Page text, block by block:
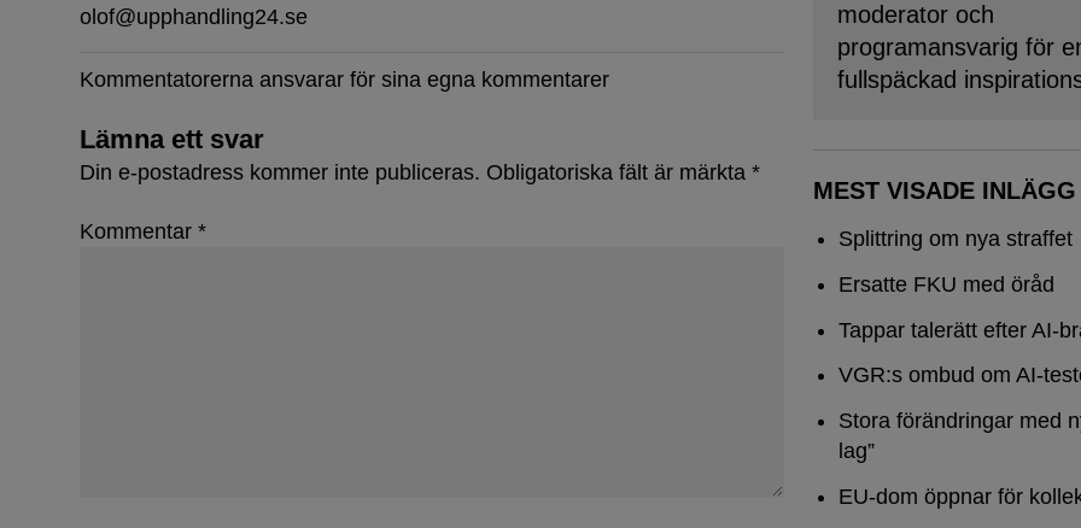
olof@upphandling24.se
Kommentatorerna ansvarar för sina egna kommentarer
Lämna ett svar
Din e-postadress kommer inte publiceras. Obligatoriska fält är märkta *
Kommentar *
moderator och
programansvarig för
fullspäckad
MEST VISADE INLÄGG
Splittring om nya straffet
Ersatte FKU med öråd
Tappar talerätt efter AI-
VGR:s ombud om AI-
Stora förändringar med
lag”
EU-dom öppnar för